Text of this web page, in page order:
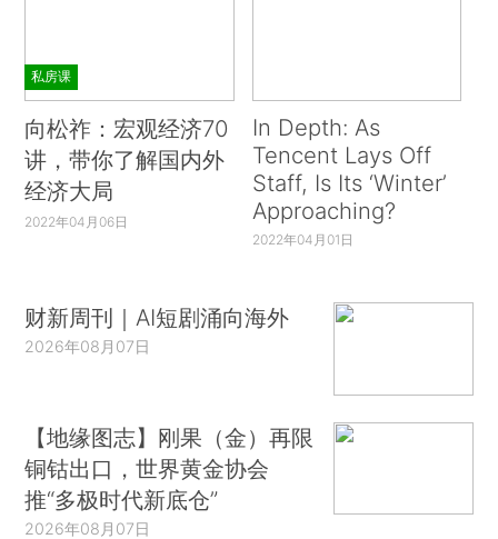
私房课
向松祚：宏观经济70
讲，带你了解国内外
经济大局
2022年04月06日
In Depth: As
Tencent Lays Off
Staff, Is Its ‘Winter’
Approaching?
2022年04月01日
财新周刊｜AI短剧涌向海外
2026年08月07日
【地缘图志】刚果（金）再限
铜钴出口，世界黄金协会
推“多极时代新底仓”
2026年08月07日